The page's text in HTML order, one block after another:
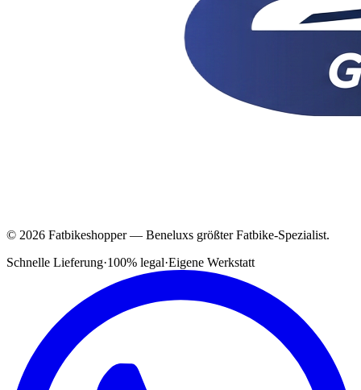
© 2026 Fatbikeshopper — Beneluxs größter Fatbike-Spezialist.
Schnelle Lieferung·100% legal·Eigene Werkstatt